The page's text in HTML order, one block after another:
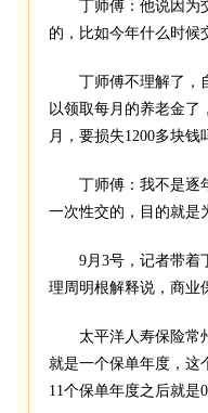
丁师傅：他说因为交
的，比如今年什么时候
丁师傅不理解了，自
以领取每月的养老金了
月，要损失1200多块钱
丁师傅：我不是逐年
一次性交的，目的就是
9月3号，记者带着
理周明根解释说，商业
太平洋人寿保险常州
就是一个保单年度，这
11个保单年度之后就是